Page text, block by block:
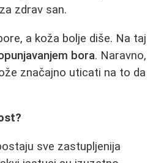
zdrav san.
a koža bolje diše. Na taj
bora. Naravno,
značajno uticati na to da
sve zastupljenija